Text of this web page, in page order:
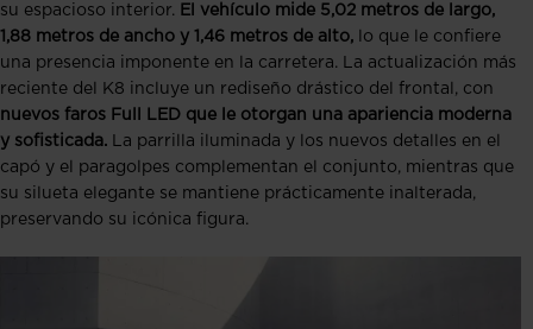
su espacioso interior. El vehículo mide 5,02 metros de largo,
1,88 metros de ancho y 1,46 metros de alto, lo que le confiere
una presencia imponente en la carretera. La actualización más
reciente del K8 incluye un rediseño drástico del frontal, con
nuevos faros Full LED que le otorgan una apariencia moderna
y sofisticada. La parrilla iluminada y los nuevos detalles en el
capó y el paragolpes complementan el conjunto, mientras que
su silueta elegante se mantiene prácticamente inalterada,
preservando su icónica figura.